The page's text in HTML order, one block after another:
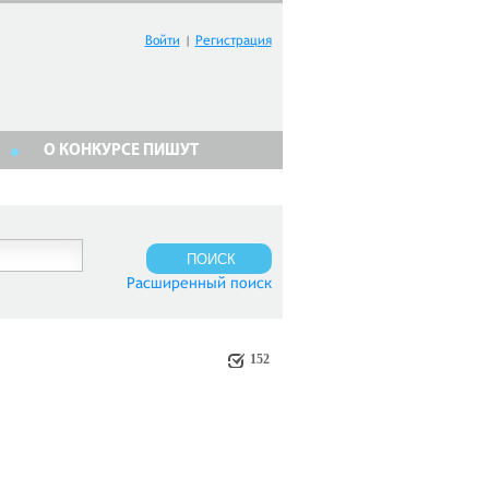
Войти | Регистрация
О КОНКУРСЕ ПИШУТ
Расширенный поиск
152